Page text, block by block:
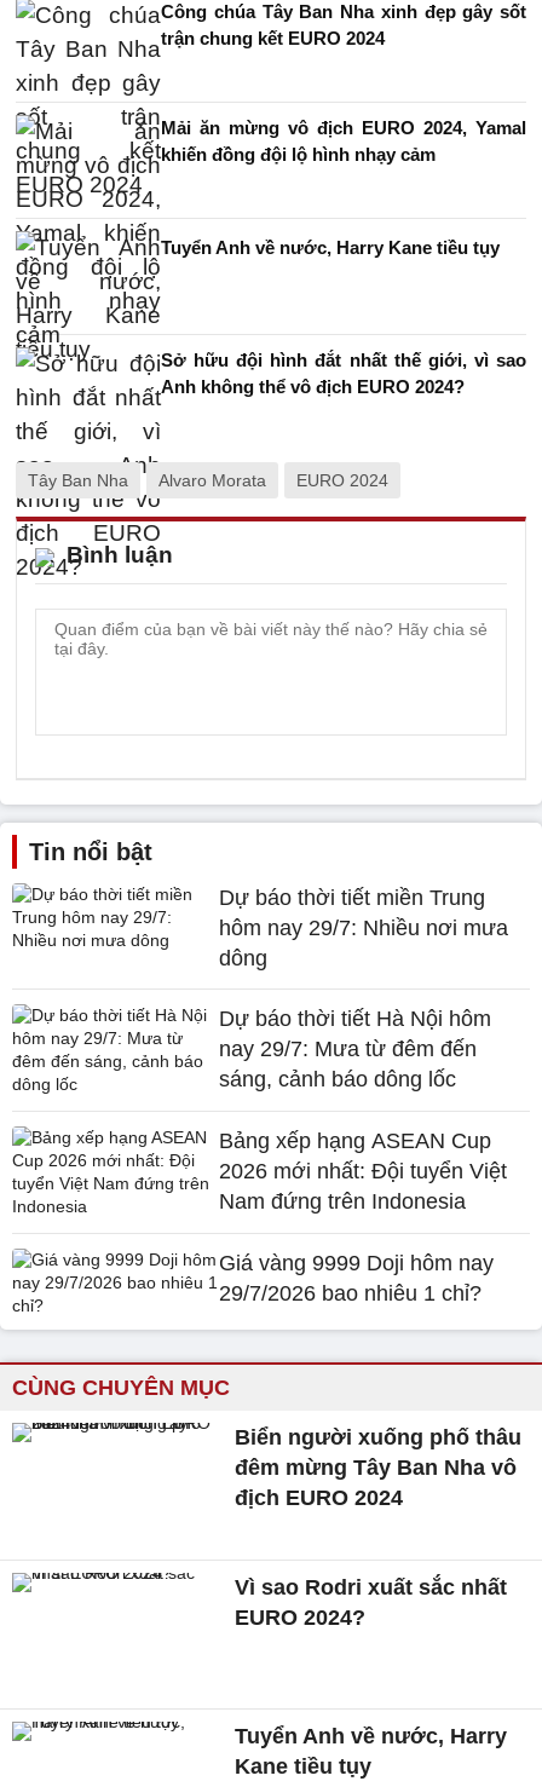
Công chúa Tây Ban Nha xinh đẹp gây sốt
trận chung kết EURO 2024
Mải ăn mừng vô địch EURO 2024, Yamal
khiến đồng đội lộ hình nhạy cảm
Tuyển Anh về nước, Harry Kane tiều tụy
Sở hữu đội hình đắt nhất thế giới, vì sao
Anh không thể vô địch EURO 2024?
Tây Ban Nha Alvaro Morata EURO 2024
Bình luận
Tin nổi bật
Dự báo thời tiết miền Trung
hôm nay 29/7: Nhiều nơi mưa
dông
Dự báo thời tiết Hà Nội hôm
nay 29/7: Mưa từ đêm đến
sáng, cảnh báo dông lốc
Bảng xếp hạng ASEAN Cup
2026 mới nhất: Đội tuyển Việt
Nam đứng trên Indonesia
Giá vàng 9999 Doji hôm nay
29/7/2026 bao nhiêu 1 chỉ?
CÙNG CHUYÊN MỤC
Biển người xuống phố thâu
đêm mừng Tây Ban Nha vô
địch EURO 2024
Vì sao Rodri xuất sắc nhất
EURO 2024?
Tuyển Anh về nước, Harry
Kane tiều tụy